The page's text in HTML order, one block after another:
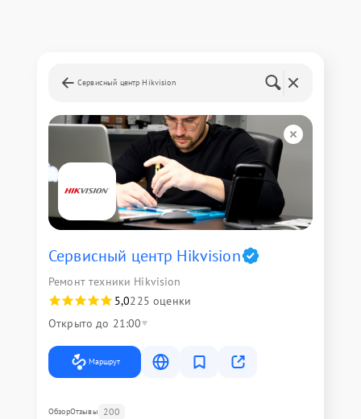
Сервисный центр Hikvision
Сервисный центр Hikvision
Ремонт техники Hikvision
5,0225 оценки
Открыто до 21:00
Маршрут
ОбзорОтзывы 200